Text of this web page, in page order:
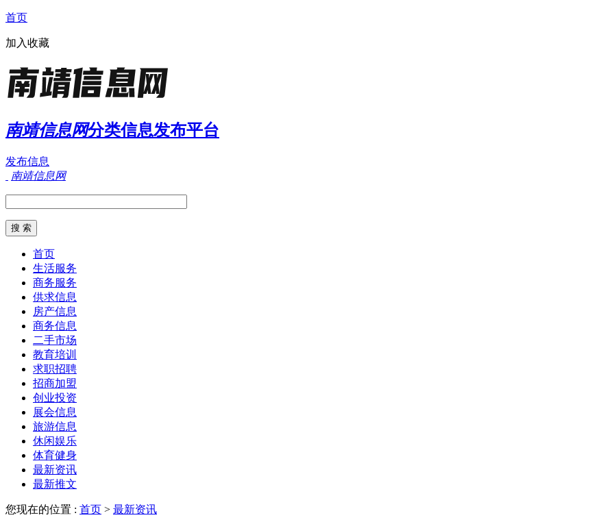
首页
加入收藏
南靖信息网分类信息发布平台
发布信息
南靖信息网
首页
生活服务
商务服务
供求信息
房产信息
商务信息
二手市场
教育培训
求职招聘
招商加盟
创业投资
展会信息
旅游信息
休闲娱乐
体育健身
最新资讯
最新推文
您现在的位置 : 首页 > 最新资讯